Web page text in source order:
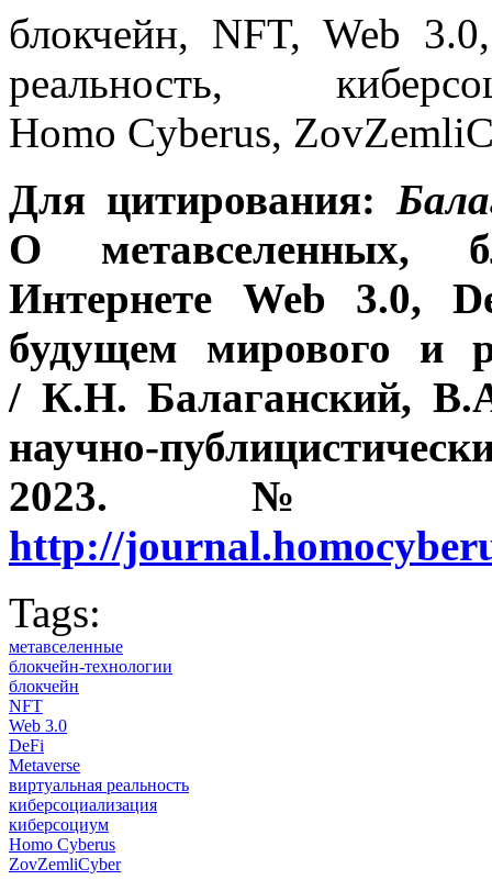
блокчейн, NFT, Web
реальность,
Homo Cyberus,
Для цитирования:
О метавселенных,
Интернете Web 3.0,
будущем мирового и
/ К.Н. Балаганский,
научно-
2023. №
http://
Tags:
метавселенные
блокчейн-технологии
блокчейн
NFT
Web 3.0
DeFi
Metaverse
виртуальная реальность
киберсоциализация
киберсоциум
Homo Cyberus
ZovZemliCyber